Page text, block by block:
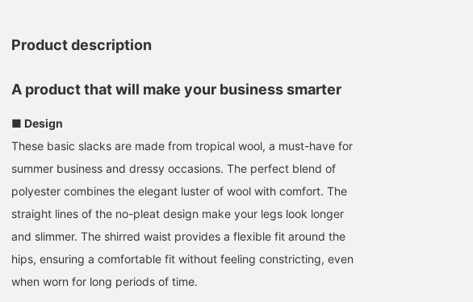
ィネート (outfit) featuring
a gray jersey print two-
I've paired the gray jersey
print two-button jacket
polo shirt and blue
tropical wool basic no-
features a notched lapel,
two buttons, two patch
pockets, and a center
vent. It uses a printed
order from Kanemasa
Knitwear, a long-
manufacturer in
ATSUO OINUMA : ATSUO OINUMA
BEAMS OUTLET Sano
172cm, wearing size L]
This item is perfect for
moisture-wicking, quick-
drying, and
contrasting sleeve design
is also a great feature! If
you find an item you like,
you can always look back
at it by [following] or [♡
+ favorites]!
たくや
BEAMS OUTLET Kurashiki
outfit. It looks good with
or without the jacket. I've
more details there. Please
take a look.
Product description
A product that will make your business smarter
■ Design
These basic slacks are made from tropical wool, a must-have for
summer business and dressy occasions. The perfect blend of
polyester combines the elegant luster of wool with comfort. The
straight lines of the no-pleat design make your legs look longer
and slimmer. The shirred waist provides a flexible fit around the
hips, ensuring a comfortable fit without feeling constricting, even
when worn for long periods of time.